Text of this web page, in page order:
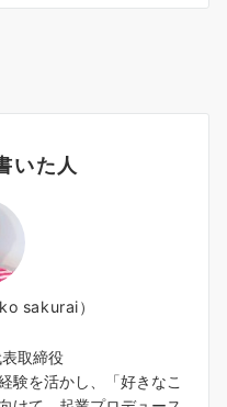
いた人
sakurai）
表取締役
験を活かし、「好きなこ